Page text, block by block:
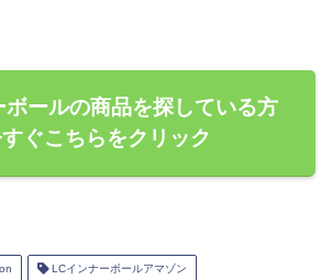
ールの商品を探している方
ぐこちらをクリック
LCインナーボールアマゾン